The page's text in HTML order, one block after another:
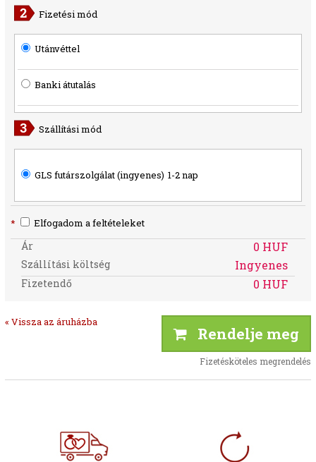
Fizetési mód
Utánvéttel
Banki átutalás
Szállítási mód
GLS futárszolgálat (ingyenes) 1-2 nap
* Elfogadom a feltételeket
Ár 0 HUF
Szállítási költség Ingyenes
Fizetendő 0 HUF
« Vissza az áruházba
Rendelje meg
Fizetésköteles megrendelés